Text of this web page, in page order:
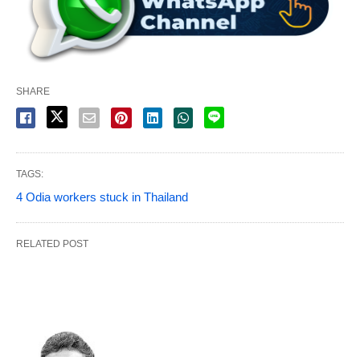
SHARE
TAGS:
4 Odia workers stuck in Thailand
RELATED POST